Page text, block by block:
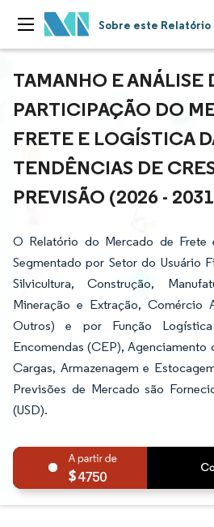
Sobre este Relatório
TAMANHO E ANÁLISE
PARTICIPAÇÃO DO
FRETE E LOGÍSTICA
TENDÊNCIAS DE
PREVISÃO (2026 -
O Relatório do Mercado de Frete
Segmentado por Setor do Usuário
Silvicultura, Construção,
Mineração e Extração, Comércio
Outros) e por Função
Encomendas (CEP), Agenciamento
Cargas, Armazenagem e
Previsões de Mercado são
(USD).
4750